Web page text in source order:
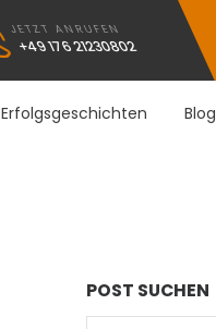
JETZT ANRUFEN
+49 176 21230802
Erfolgsgeschichten Blog
POST SUCHEN